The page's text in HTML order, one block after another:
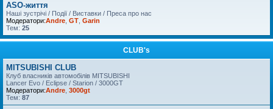
ASO-життя
Наші зустрічі / Події / Виставки / Преса про нас
Модератори:Andre GT Garin
Тем: 25
CLUB's
MITSUBISHI CLUB
Клуб власників автомобілів MITSUBISHI
Lancer Evo / Eclipse / Starion / 3000GT
Модератори:Andre 3000gt
Тем: 87